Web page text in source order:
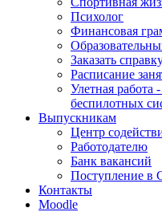
Психолог
Финансовая
Заказать
Расписание
Улетная работа
беспилотных
Выпускникам
Центр
Работодателю
Банк вакансий
Поступление
Контакты
Moodle